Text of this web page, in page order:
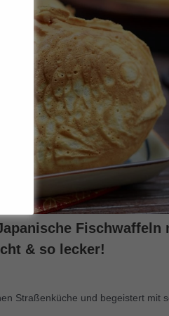
Fischwaffeln
& so lecker!
Straßenküche und begeistert mit